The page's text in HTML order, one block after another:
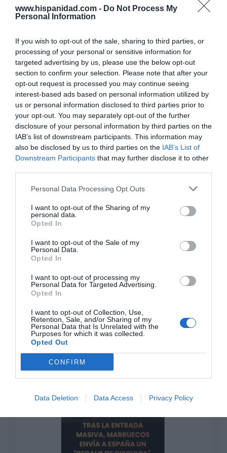
www.hispanidad.com - Do Not Process My
Personal Information
If you wish to opt-out of the sale, sharing to third parties, or
processing of your personal or sensitive information for
targeted advertising by us, please use the below opt-out
section to confirm your selection. Please note that after your
opt-out request is processed you may continue seeing
interest-based ads based on personal information utilized by
us or personal information disclosed to third parties prior to
your opt-out. You may separately opt-out of the further
disclosure of your personal information by third parties on the
IAB’s list of downstream participants. This information may
also be disclosed by us to third parties on the IAB’s List of
Downstream Participants that may further disclose it to other
Personal Data Processing Opt Outs
I want to opt-out of the Sharing of my
personal data.
Opted In
I want to opt-out of the Sale of my
Personal Data.
Opted In
I want to opt-out of processing my
Personal Data for Targeted Advertising.
Opted In
I want to opt-out of Collection, Use,
Retention, Sale, and/or Sharing of my
Personal Data that Is Unrelated with the
Purposes for which it was collected.
Opted Out
CONFIRM
Data Deletion Data Access Privacy Policy
Opinión
Enormes minucias
por Eulogio López
El IBEX 35 cerró la sesión del miércoles en
Eulogio López
convertir al musulmán
Eulogio López
No perdamos el norte: la
emigración es mala
Argumentos